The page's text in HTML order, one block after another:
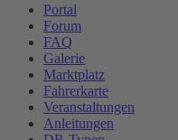
Portal
Forum
FAQ
Galerie
Marktplatz
Fahrerkarte
Veranstaltungen
Anleitungen